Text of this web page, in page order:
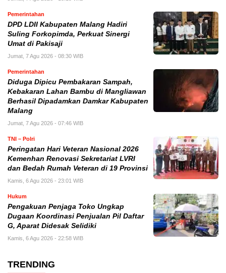
Pemerintahan
DPD LDII Kabupaten Malang Hadiri
Suling Forkopimda, Perkuat Sinergi
Umat di Pakisaji
Jumat, 7 Agu 2026 - 08:30 WIB
Pemerintahan
Diduga Dipicu Pembakaran Sampah,
Kebakaran Lahan Bambu di Mangliawan
Berhasil Dipadamkan Damkar Kabupaten
Malang
Jumat, 7 Agu 2026 - 07:46 WIB
TNI – Polri
Peringatan Hari Veteran Nasional 2026
Kemenhan Renovasi Sekretariat LVRI
dan Bedah Rumah Veteran di 19 Provinsi
Kamis, 6 Agu 2026 - 23:01 WIB
Hukum
Pengakuan Penjaga Toko Ungkap
Dugaan Koordinasi Penjualan Pil Daftar
G, Aparat Didesak Selidiki
Kamis, 6 Agu 2026 - 22:58 WIB
TRENDING